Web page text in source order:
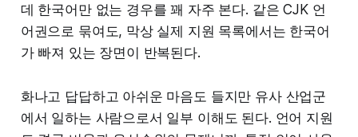
데 한국어만 없는 경우를 꽤 자주 본다. 같은 CJK 언
어권으로 묶여도, 막상 실제 지원 목록에서는 한국어
가 빠져 있는 장면이 반복된다.
화나고 답답하고 아쉬운 마음도 들지만 유사 산업군
에서 일하는 사람으로서 일부 이해도 된다. 언어 지원